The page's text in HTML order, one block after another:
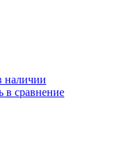
наличии
в сравнение